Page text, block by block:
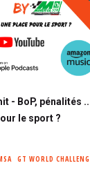
- BoP, pénalités
le sport ?
GT WORLD